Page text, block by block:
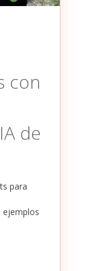
con
de
para
ejemplos